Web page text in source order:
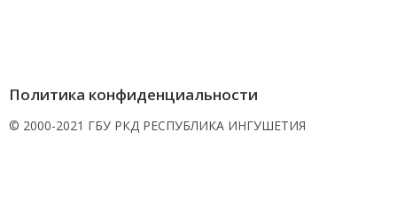
Политика конфиденциальности
© 2000-2021 ГБУ РКД РЕСПУБЛИКА ИНГУШЕТИЯ